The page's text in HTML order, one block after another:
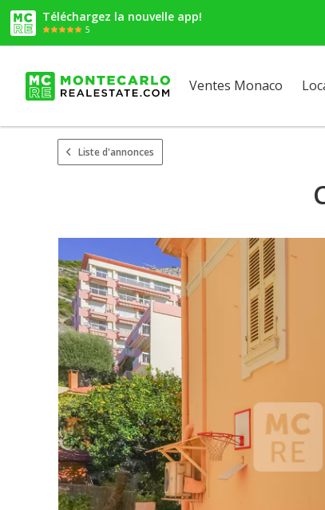
Téléchargez la nouvelle app!
5
Ventes Monaco
Liste d'annonces